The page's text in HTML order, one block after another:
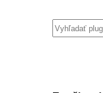
Hľadať